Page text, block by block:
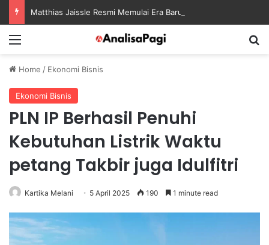
Home / Ekonomi Bisnis
Ekonomi Bisnis
PLN IP Berhasil Penuhi
Kebutuhan Listrik Waktu
petang Takbir juga Idulfitri
Kartika Melani 5 April 2025 190 1 minute read